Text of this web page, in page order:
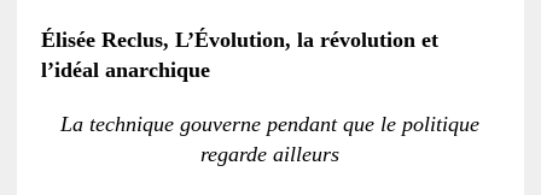
Élisée Reclus, L’Évolution, la révolution et
l’idéal anarchique
La technique gouverne pendant que le politique
regarde ailleurs